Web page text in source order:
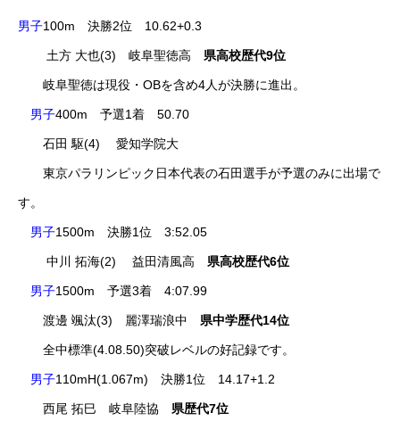
男子100m 決勝2位 10.62+0.3
土方 大也(3) 岐阜聖徳高 県高校歴代9位
岐阜聖徳は現役・OBを含め4人が決勝に進出。
男子400m 予選1着 50.70
石田 駆(4) 愛知学院大
東京パラリンピック日本代表の石田選手が予選のみに出場で
す。
男子1500m 決勝1位 3:52.05
中川 拓海(2) 益田清風高 県高校歴代6位
男子1500m 予選3着 4:07.99
渡邊 颯汰(3) 麗澤瑞浪中 県中学歴代14位
全中標準(4.08.50)突破レベルの好記録です。
男子110mH(1.067m) 決勝1位 14.17+1.2
西尾 拓巳 岐阜陸協 県歴代7位